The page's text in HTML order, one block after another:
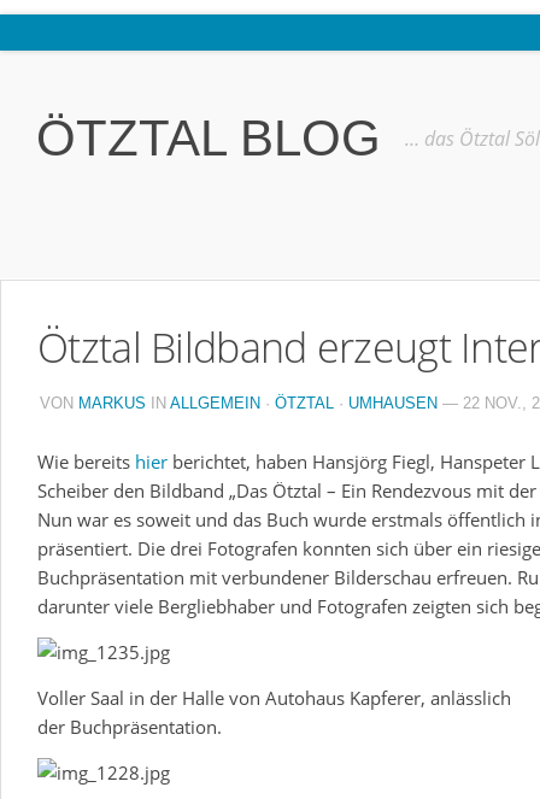
Ötztal
Interviews
Kostenloser Bustransfer ins Gletscherskigebiet von Sölden
Datenschutzerklärung
ÖTZTAL BLOG … das Ötztal
Ötztal Bildband erzeugt
VON MARKUS IN ALLGEMEIN · ÖTZTAL · UMHAUSEN — 22 NOV.,
Wie bereits hier berichtet, haben Hansjörg Fiegl, Hanspeter
Scheiber den Bildband „Das Ötztal – Ein Rendezvous mit
Nun war es soweit und das Buch wurde erstmals öffentlich
präsentiert. Die drei Fotografen konnten sich über ein
Buchpräsentation mit verbundener Bilderschau erfreuen.
darunter viele Bergliebhaber und Fotografen zeigten sich
Voller Saal in der Halle von Autohaus Kapferer, anlässlich
der Buchpräsentation.